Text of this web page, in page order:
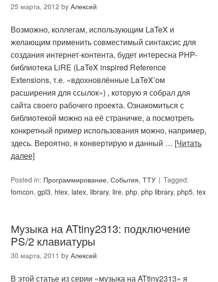
25 марта, 2012 byАлексей
Возможно, коллегам, использующим LaTeX и
желающим применить совместимый синтаксис для
создания интернет-контента, будет интересна PHP-
библиотека LiRE (LaTeX inspired Reference
Extensions, т.е. «вдохновлённые LaTeX’ом
расширения для ссылок») , которую я собрал для
сайта своего рабочего проекта. Ознакомиться с
библиотекой можно на её страничке, а посмотреть
конкретный пример использования можно, например,
здесь. Вероятно, я конвертирую и данный … [Читать
далее]
Posted in: Программирование,События,ТТУ
Tagged:
fomcon,gpl3, htex, latex, library, lire,php,php library,php5,tex
Музыка на ATtiny2313: подключение
PS/2 клавиатуры
30 марта, 2011 byАлексей
В этой статье из серии «музыка на ATtiny2313» я